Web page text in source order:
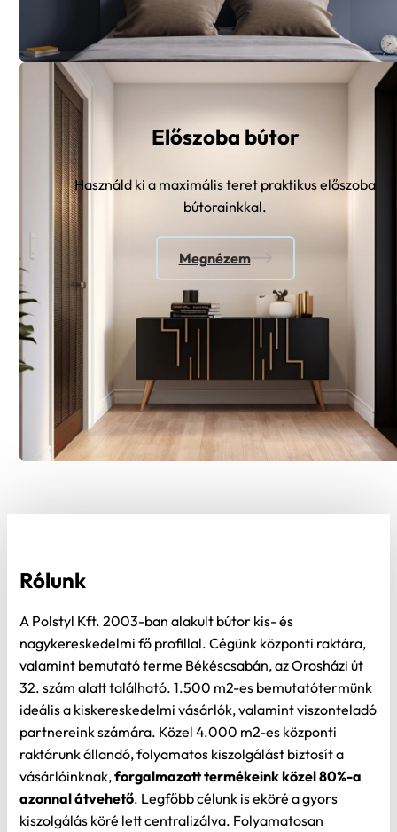
Előszoba bútor
Használd ki a maximális teret praktikus előszoba
bútorainkkal.
Megnézem
nagykereskedelmi fő profillal. Cégünk központi raktára,
valamint bemutató terme Békéscsabán, az Orosházi út
32. szám alatt található. 1.500 m2-es bemutatótermünk
ideális a kiskereskedelmi vásárlók, valamint viszonteladó
partnereink számára. Közel 4.000 m2-es központi
raktárunk állandó, folyamatos kiszolgálást biztosít a
vásárlóinknak,forgalmazott termékeink közel 80%-a
azonnal átvehető. Legfőbb célunk is eköré a gyors
kiszolgálás köré lett centralizálva. Folyamatosan
fejlesztjük üzletünket, raktárunkat és informatikai